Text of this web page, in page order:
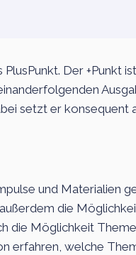
Der +Punkt
setzt er konsequent
und Materialien
die
die Möglichkeit
erfahren, welche